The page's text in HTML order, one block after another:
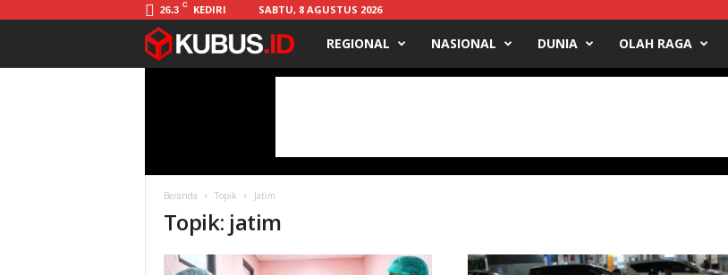
26.3 C KEDIRI SABTU, 8 AGUSTUS 2026
u
REGIONAL NASIONAL DUNIA OLAH RAGA
Beranda Topik Jatim
Topik: jatim